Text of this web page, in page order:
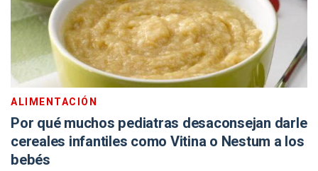
ALIMENTACIÓN
Por qué muchos pediatras desaconsejan darle
cereales infantiles como Vitina o Nestum a los
bebés